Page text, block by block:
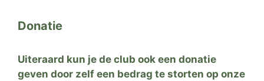
Donatie
Uiteraard kun je de club ook een donatie
geven door zelf een bedrag te storten op onze